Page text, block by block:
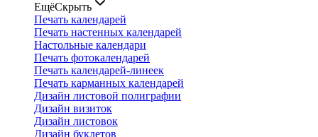
ЕщёСкрыть
Печать календарей
Печать настенных календарей
Настольные календари
Печать фотокалендарей
Печать календарей-линеек
Печать карманных календарей
Дизайн листовой полиграфии
Дизайн визиток
Дизайн листовок
Дизайн буклетов